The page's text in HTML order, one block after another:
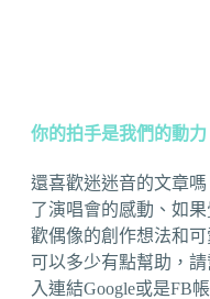
你的拍手是我們的動力
還喜歡迷迷音的文章
了演唱會的感動、如
歡偶像的創作想法和
可以多少有點幫助，
入連結Google或是FB